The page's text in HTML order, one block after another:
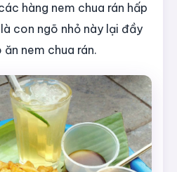
hàng nem chua rán hấp
con ngõ nhỏ này lại đầy
nem chua rán.